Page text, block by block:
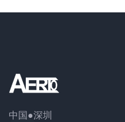
中国●深圳